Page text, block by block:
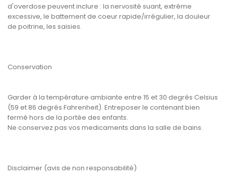
d'overdose peuvent inclure : la nervosité suant, extrême
excessive, le battement de coeur rapide/irrégulier, la douleur
de poitrine, les saisies.
Conservation
Garder à la température ambiante entre 15 et 30 degrés Celsius
(59 et 86 degrés Fahrenheit). Entreposer le contenant bien
fermé hors de la portée des enfants.
Ne conservez pas vos medicaments dans la salle de bains.
Disclaimer (avis de non responsabilité)